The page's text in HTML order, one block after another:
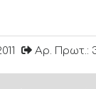
Αρ. Πρωτ.: